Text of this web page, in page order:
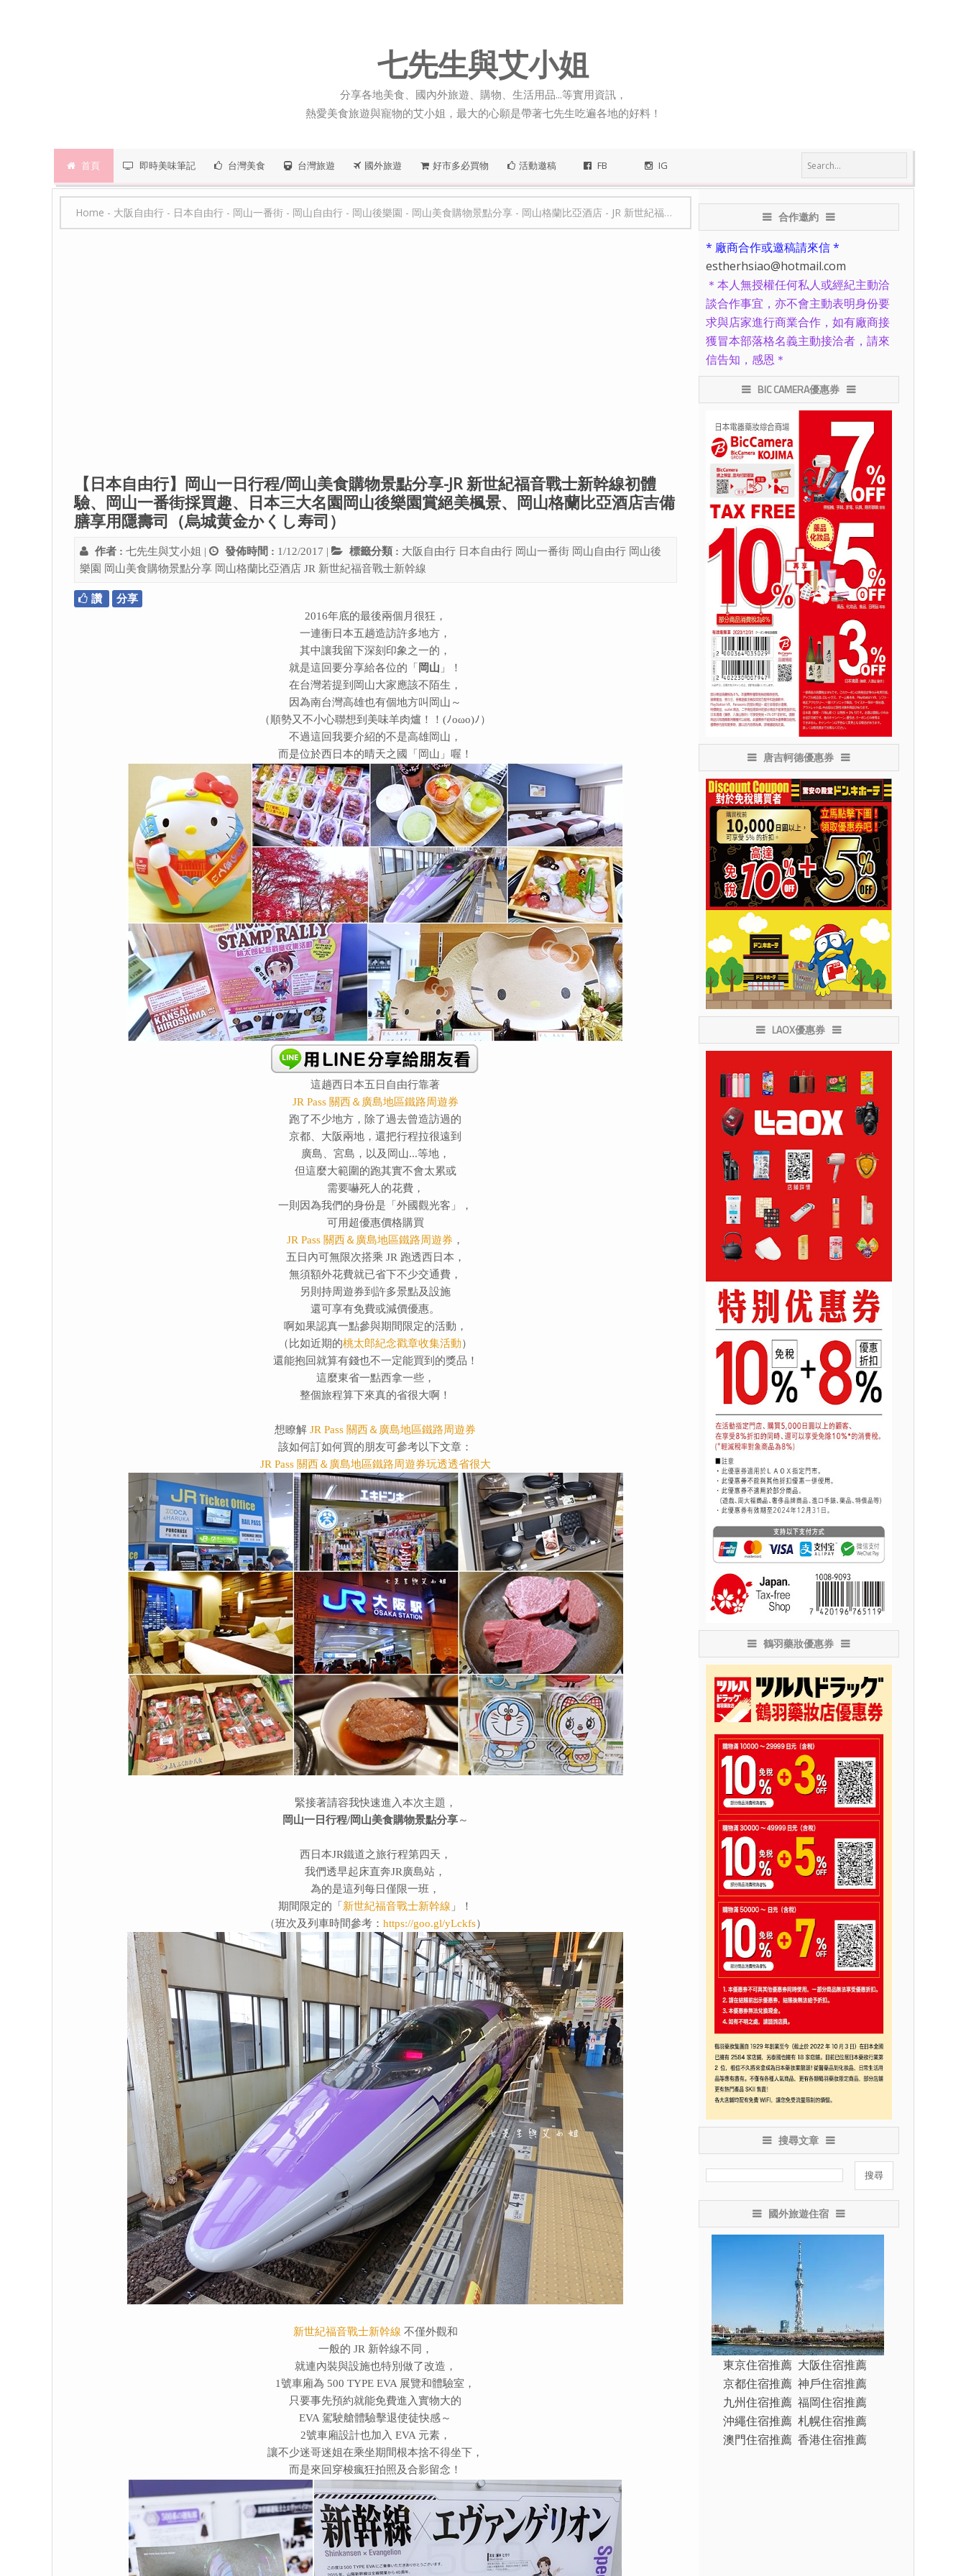
七先生與艾小姐
分享各地美食、國內外旅遊、購物、生活用品...等實用資訊，
熱愛美食旅遊與寵物的艾小姐，最大的心願是帶著七先生吃遍各地的好料！
首頁 即時美味筆記 台灣美食 台灣旅遊 國外旅遊 好市多必買物 活動邀稿 FB IG
Home - 大阪自由行 - 日本自由行 - 岡山一番街 - 岡山自由行 - 岡山後樂園 - 岡山美食購物景點分享 - 岡山格蘭比亞酒店 - JR 新世紀福音戰士新幹線 【日本自由行】岡山一日行程/岡山美食購物景點
【日本自由行】岡山一日行程/岡山美食購物景點分享-JR 新世紀福音戰士新幹線初體
驗、岡山一番街採買趣、日本三大名園岡山後樂園賞絕美楓景、岡山格蘭比亞酒店吉備
膳享用隱壽司（烏城黄金かくし寿司）
作者 : 七先生與艾小姐 | 發佈時間 : 1/12/2017 | 標籤分類 : 大阪自由行 日本自由行 岡山一番街 岡山自由行 岡山後
樂園
岡山美食購物景點分享 岡山格蘭比亞酒店 JR 新世紀福音戰士新幹線
讚
分享
2016年底的最後兩個月很狂，
一連衝日本五趟造訪許多地方，
其中讓我留下深刻印象之一的，
就是這回要分享給各位的「 岡山 」！
在台灣若提到岡山大家應該不陌生，
因為南台灣高雄也有個地方叫岡山～
（順勢又不小心聯想到美味羊肉爐！！(ﾉoωo)ﾉ）
不過這回我要介紹的不是高雄岡山，
而是位於西日本的晴天之國「岡山」喔！
這趟西日本五日自由行靠著
JR Pass 關西＆廣島地區鐵路周遊券
跑了不少地方，除了過去曾造訪過的
京都、大阪兩地，還把行程拉很遠到
廣島、宮島，以及岡山...等地，
但這麼大範圍的跑其實不會太累或
需要嚇死人的花費，
一則因為我們的身份是「外國觀光客」，
可用超優惠價格購買
JR Pass 關西＆廣島地區鐵路周遊券 ，
五日內可無限次搭乘 JR 跑透西日本，
無須額外花費就已省下不少交通費，
另則持周遊券到許多景點及設施
還可享有免費或減價優惠。
啊如果認真一點參與期間限定的活動，
（比如近期的桃太郎紀念戳章收集活動）
還能抱回就算有錢也不一定能買到的獎品！
這麼東省一點西拿一些，
整個旅程算下來真的省很大啊！
想瞭解JR Pass 關西＆廣島地區鐵路周遊券
該如何訂如何買的朋友可參考以下文章：
JR Pass 關西＆廣島地區鐵路周遊券玩透透省很大
緊接著請容我快速進入本次主題，
岡山一日行程/岡山美食購物景點分享～
西日本JR鐵道之旅行程第四天，
我們透早起床直奔JR廣島站，
為的是這列每日僅限一班，
期間限定的「 新世紀福音戰士新幹線 」！
（班次及列車時間參考： https://goo.gl/yLckfs）
新世紀福音戰士新幹線 不僅外觀和
一般的 JR 新幹線不同，
就連內裝與設施也特別做了改造，
1號車廂為 500 TYPE EVA 展覽和體驗室，
只要事先預約就能免費進入實物大的
EVA 駕駛艙體驗擊退使徒快感～
2號車廂設計也加入 EVA 元素，
讓不少迷哥迷姐在乘坐期間根本捨不得坐下，
而是來回穿梭瘋狂拍照及合影留念！
合作邀約
* 廠商合作或邀稿請來信 *
estherhsiao@hotmail.com
＊本人無授權任何私人或經紀主動洽
談合作事宜，亦不會主動表明身份要
求與店家進行商業合作，如有廠商接
獲冒本部落格名義主動接洽者，請來
信告知，感恩＊
BIC CAMERA優惠券
唐吉軻德優惠券
LAOX優惠券
鶴羽藥妝優惠券
搜尋文章
國外旅遊住宿
東京住宿推薦 大阪住宿推薦
京都住宿推薦 神戶住宿推薦
九州住宿推薦 福岡住宿推薦
沖繩住宿推薦 札幌住宿推薦
澳門住宿推薦 香港住宿推薦